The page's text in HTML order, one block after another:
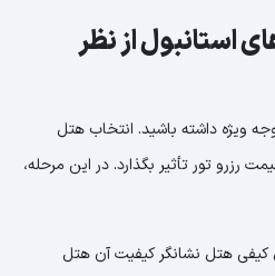
استانبول از نظر
ویژه داشته باشید. انتخاب هتل
رزرو تور تأثیر بگذارد. در این مرحله،
کیفی هتل نشانگر کیفیت آن هتل